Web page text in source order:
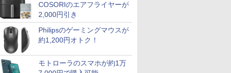
COSORIのエアフライヤーが
2,000円引き
Philipsのゲーミングマウスが
約1,200円オトク！
モトローラのスマホが約1万